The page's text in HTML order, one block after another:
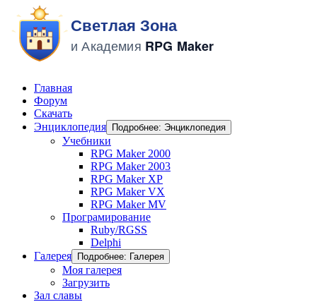
Главная
Форум
Скачать
Энциклопедия
Подробнее: Энциклопедия
Учебники
RPG Maker 2000
RPG Maker 2003
RPG Maker XP
RPG Maker VX
RPG Maker MV
Програмирование
Ruby/RGSS
Delphi
Галерея
Подробнее: Галерея
Моя галерея
Загрузить
Зал славы